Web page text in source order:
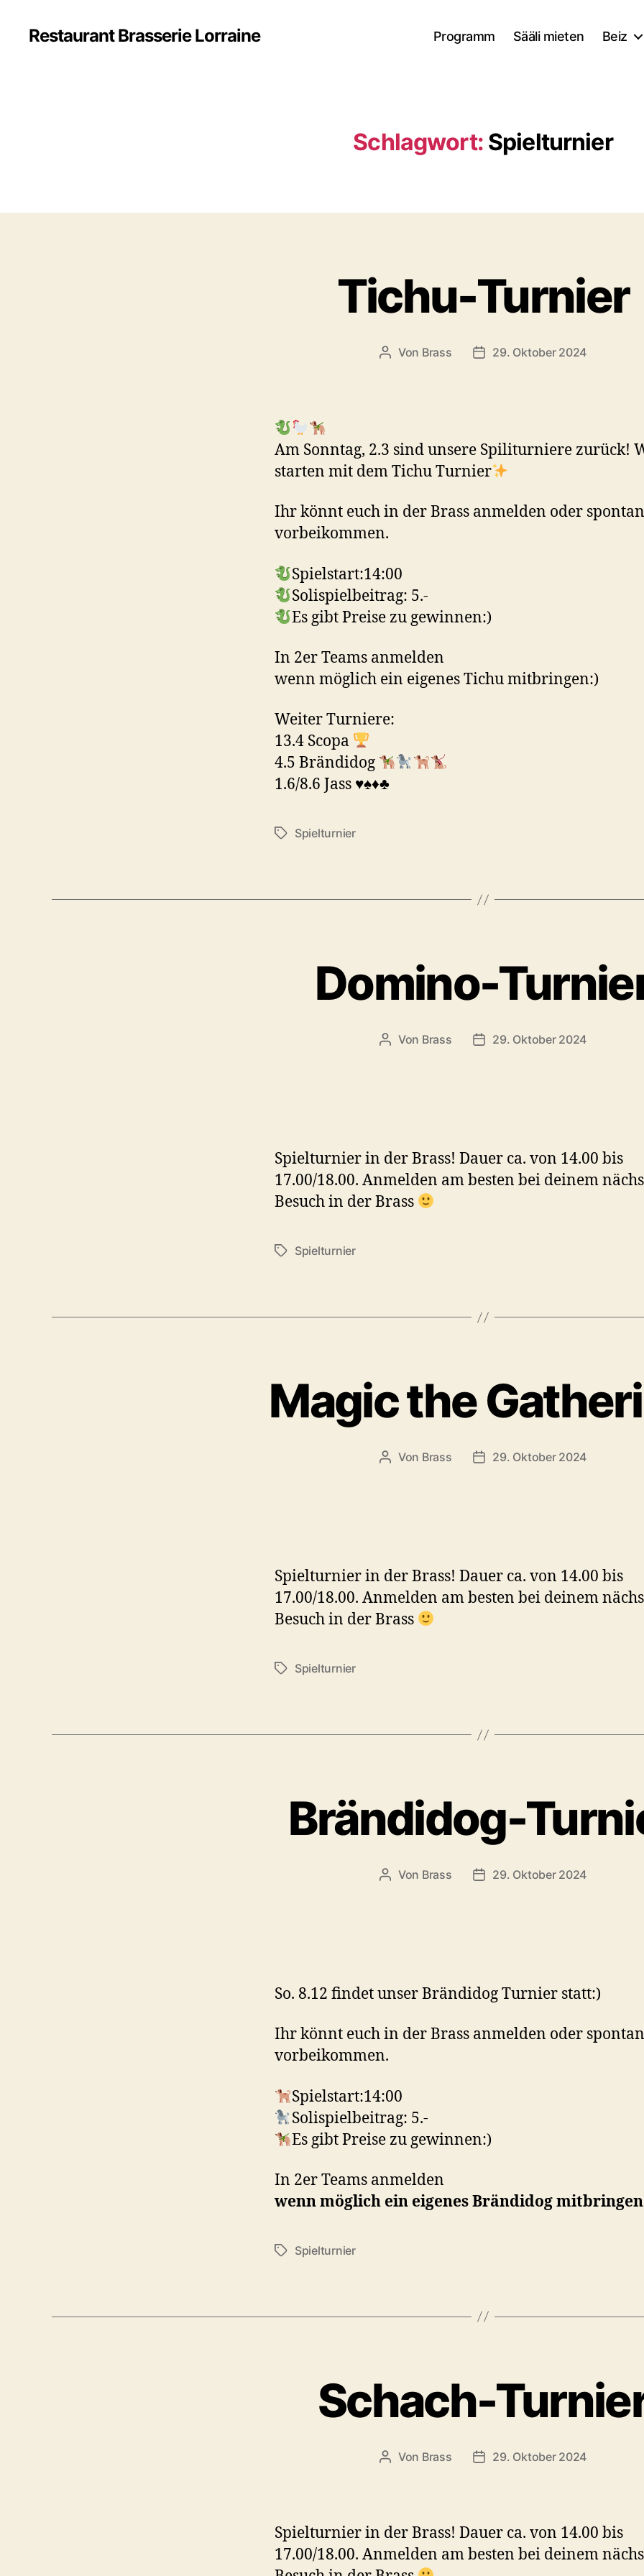
Restaurant Brasserie Lorraine Programm Sääli mieten Beiz
Schlagwort: Spielturnier
Tichu-Turnier
Von Brass 29. Oktober 2024
Am Sonntag, 2.3 sind unsere Spiliturniere zurück!
starten mit dem Tichu Turnier
Ihr könnt euch in der Brass anmelden oder spontan
vorbeikommen.
Spielstart:14:00
Solispielbeitrag: 5.-
Es gibt Preise zu gewinnen:)
In 2er Teams anmelden
wenn möglich ein eigenes Tichu mitbringen:)
Weiter Turniere:
13.4 Scopa
4.5 Brändidog
1.6/8.6 Jass ♥️♠️♦️♣️
Spielturnier
Domino-
Von Brass 29. Oktober 2024
Spielturnier in der Brass! Dauer ca. von 14.00 bis
17.00/18.00. Anmelden am besten bei deinem
Besuch in der Brass
Spielturnier
Magic the
Von Brass 29. Oktober 2024
Spielturnier in der Brass! Dauer ca. von 14.00 bis
17.00/18.00. Anmelden am besten bei deinem
Besuch in der Brass
Spielturnier
Brändidog-
Von Brass 29. Oktober 2024
So. 8.12 findet unser Brändidog Turnier statt:)
Ihr könnt euch in der Brass anmelden oder spontan
vorbeikommen.
Spielstart:14:00
Solispielbeitrag: 5.-
Es gibt Preise zu gewinnen:)
In 2er Teams anmelden
wenn möglich ein eigenes Brändidog
Spielturnier
Schach-
Von Brass 29. Oktober 2024
Spielturnier in der Brass! Dauer ca. von 14.00 bis
17.00/18.00. Anmelden am besten bei deinem